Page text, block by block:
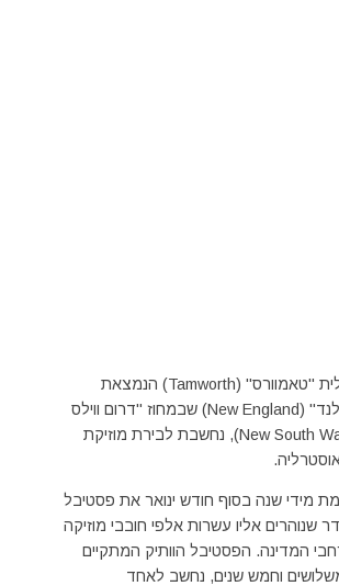
העיר האוסטרלית "טאמוורס" (Tamworth) הנמצאת
באזור "ניו אינגלנד" (New England) שבמחוז "דרום ווילס
החדשה" (New South Wales), נחשבת לבירת מוזיקת
מידי שנה בסוף חודש ינואר את פסטיבל
שנוהרים אליו עשרות אלפי חובבי מוזיקה
המדינה. הפסטיבל הוותיק המתקיים
וחמש שנים, נחשב לאחד